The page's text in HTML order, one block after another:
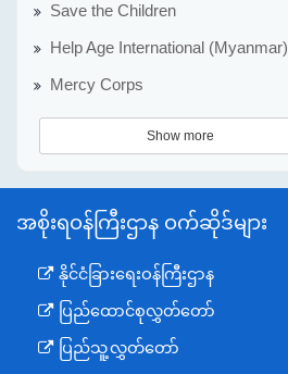
Save the Children
Help Age International (Myanmar)
Mercy Corps
Show more
အစိုးရဝန်ကြီးဌာန ဝက်ဆိုဒ်များ
နိုင်ငံခြားရေးဝန်ကြီးဌာန
ပြည်ထောင်စုလွှတ်တော်
ပြည်သူ့လွှတ်တော်